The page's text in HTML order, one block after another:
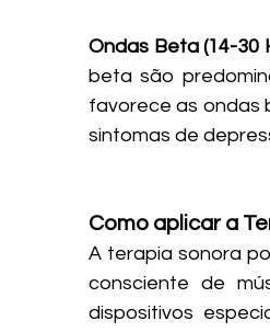
Ondas Beta (14-30
beta são
favorece as ondas
sintomas de
Como aplicar a
A terapia sonora
consciente de
dispositivos